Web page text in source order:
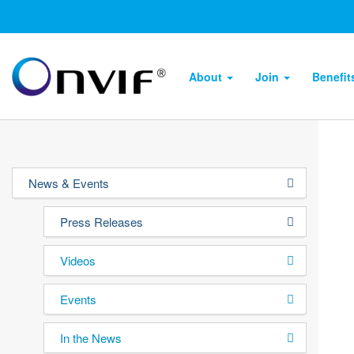
About Join
News & Events
Press Releases
Videos
Events
In the News